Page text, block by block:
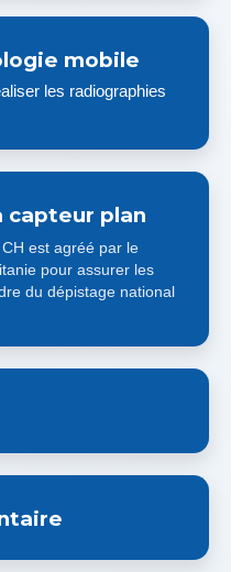
mobile
les radiographies
capteur plan
est agréé par le
pour assurer les
du dépistage national